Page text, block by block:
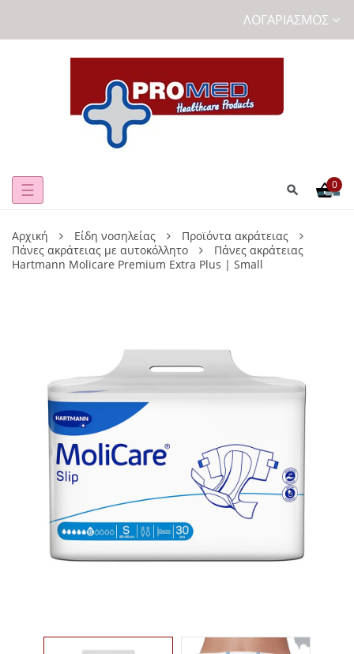
ΛΟΓΑΡΙΑΣΜΌΣ
Toggle
☰ 0
Αρχική Είδη νοσηλείας
Προϊόντα ακράτειας
Πάνες ακράτειας με αυτοκόλλητο
Πάνες ακράτειας
Hartmann Molicare Premium Extra Plus | Small